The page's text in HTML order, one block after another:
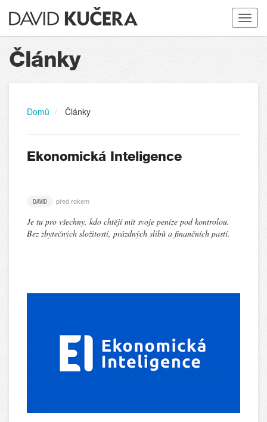
Toggle
Články
Domů Články
Ekonomická Inteligence
DAVID před rokem
Je tu pro všechny, kdo chtějí mít svoje peníze pod kontrolou.
Bez zbytečných složitostí, prázdných slibů a finančních pastí.